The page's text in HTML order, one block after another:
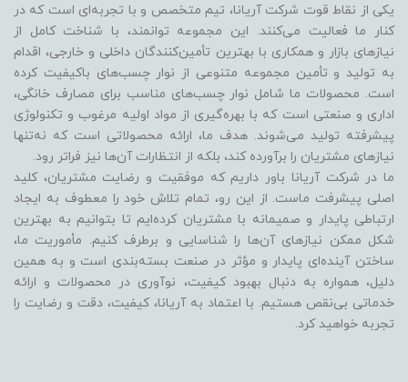
یکی از نقاط قوت شرکت آریانا، تیم متخصص و با تجربه‌ای است که در
کنار ما فعالیت می‌کنند. این مجموعه توانمند، با شناخت کامل از
نیازهای بازار و همکاری با بهترین تأمین‌کنندگان داخلی و خارجی، اقدام
به تولید و تأمین مجموعه متنوعی از نوار چسب‌های باکیفیت کرده
است. محصولات ما شامل نوار چسب‌های مناسب برای مصارف خانگی،
اداری و صنعتی است که با بهره‌گیری از مواد اولیه مرغوب و تکنولوژی
پیشرفته تولید می‌شوند. هدف ما، ارائه محصولاتی است که نه‌تنها
نیازهای مشتریان را برآورده کند، بلکه از انتظارات آن‌ها نیز فراتر رود.
ما در شرکت آریانا باور داریم که موفقیت و رضایت مشتریان، کلید
اصلی پیشرفت ماست. از این رو، تمام تلاش خود را معطوف به ایجاد
ارتباطی پایدار و صمیمانه با مشتریان کرده‌ایم تا بتوانیم به بهترین
شکل ممکن نیازهای آن‌ها را شناسایی و برطرف کنیم. مأموریت ما،
ساختن آینده‌ای پایدار و مؤثر در صنعت بسته‌بندی است و به همین
دلیل، همواره به دنبال بهبود کیفیت، نوآوری در محصولات و ارائه
خدماتی بی‌نقص هستیم. با اعتماد به آریانا، کیفیت، دقت و رضایت را
تجربه خواهید کرد.